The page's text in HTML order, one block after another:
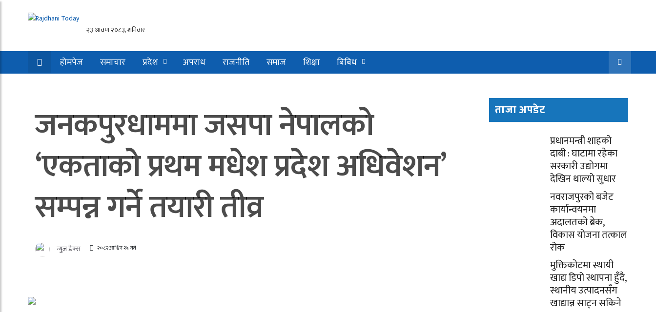
होमपेज समाचार प्रदेश अपराध राजनीति समाज शिक्षा बिबिध
जनकपुरधाममा जसपा नेपालको
‘एकताको प्रथम मधेश प्रदेश अधिवेशन’
सम्पन्न गर्ने तयारी तीव्र
न्युज डेक्स २०८२ आश्विन २५ गते
ताजा अपडेट
प्रधानमन्त्री शाहको
दाबी : घाटामा रहेका
सरकारी उद्योगमा
देखिन थाल्यो सुधार
नवराजपुरको बजेट
कार्यान्वयनमा
अदालतको ब्रेक,
विकास योजना तत्काल
रोक
मुक्तिकोटमा स्थायी
खाद्य डिपो स्थापना हुँदै,
स्थानीय उत्पादनसँग
खाद्यान्न साट्न सकिने